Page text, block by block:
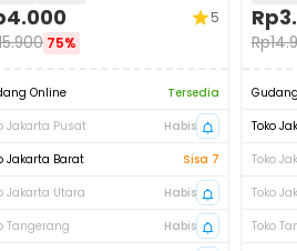
4.000
75%
5
Online
Tersedia
Jakarta Pusat
Habis
Jakarta Barat
Sisa 7
Jakarta Utara
Habis
Tangerang
Habis
Rp
Rp
Toko
Toko
Toko
Toko